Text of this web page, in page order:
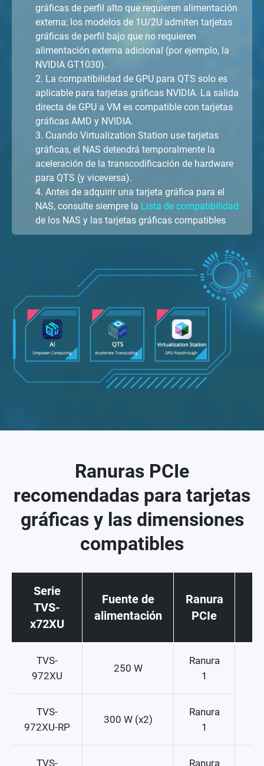
gráficas de perfil alto que requieren alimentación
externa; los modelos de 1U/2U admiten tarjetas
gráficas de perfil bajo que no requieren
alimentación externa adicional (por ejemplo, la
NVIDIA GT1030).
2. La compatibilidad de GPU para QTS solo es
aplicable para tarjetas gráficas NVIDIA. La salida
directa de GPU a VM es compatible con tarjetas
gráficas AMD y NVIDIA.
3. Cuando Virtualization Station use tarjetas
gráficas, el NAS detendrá temporalmente la
aceleración de la transcodificación de hardware
para QTS (y viceversa).
4. Antes de adquirir una tarjeta gráfica para el
NAS, consulte siempre la Lista de compatibilidad
de los NAS y las tarjetas gráficas compatibles
Ranuras PCIe
recomendadas para tarjetas
gráficas y las dimensiones
compatibles
Serie
TVS-
x72XU
Fuente de
alimentación
Ranura
PCIe
TVS-
972XU
250 W
Ranura
1
TVS-
972XU-RP
300 W (x2)
Ranura
1
TVS- Ranura